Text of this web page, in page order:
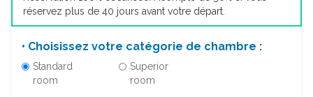
réservez plus de 40 jours avant votre départ.
• Choisissez votre catégorie de chambre :
Standard
room
Superior
room